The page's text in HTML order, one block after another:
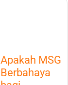
Apakah MSG
Berbahaya